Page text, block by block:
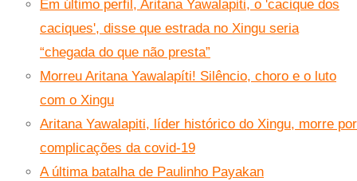
Em último perfil, Aritana Yawalapiti, o 'cacique dos
caciques', disse que estrada no Xingu seria
“chegada do que não presta”
Morreu Aritana Yawalapíti! Silêncio, choro e o luto
com o Xingu
Aritana Yawalapiti, líder histórico do Xingu, morre por
complicações da covid-19
A última batalha de Paulinho Payakan